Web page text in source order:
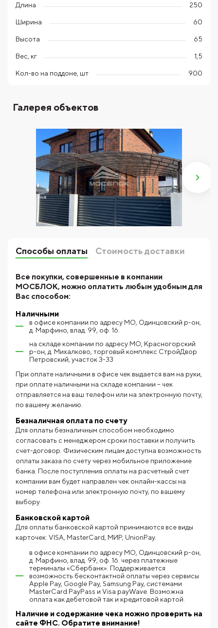
Длина 250
Ширина 60
Высота 65
Вес, кг 1,5
Кол-во на поддоне, шт 900
Галерея объектов
Способы оплаты Стоимость доставки
Все покупки, совершенные в компании
МОСБЛОК, можно оплатить любым удобным для
Вас способом:
Наличными
в офисе компании по адресу МО, Одинцовский р-он,
д. Марфино, влад. 99, оф. 16.
на складе компании по адресу МО, Красногорский
р-он, д. Михалково, торговый комплекс СтройДвор
Петровский, участок З-33
При оплате наличными в офисе чек выдается вам на руки,
при оплате наличными на складе компании – чек
отправляется на ваш телефон или на электронную почту,
по вашему желанию.
Безналичная оплата по счету
Для оплаты безналичным способом необходимо
согласовать с менеджером сроки поставки и получить
счет-договор. Физическим лицам доступна возможность
оплаты заказа по счету через мобильное приложение
банка. После поступления оплаты на расчетный счет
компании вам будет направлен чек онлайн-кассы на
номер телефона или электронную почту, по вашему
выбору.
Банковской картой
Для оплаты банковской картой принимаются все виды
карточек: VISA, MasterCard, МИР, UnionPay.
в офисе компании по адресу МО, Одинцовский р-он,
д. Марфино, влад. 99, оф. 16. через платежные
терминалы «Сбербанк». Поддерживается
возможность бесконтактной оплаты через сервисы
Apple Pay, Google Pay, Samsung Pay, системами
MasterCard PayPass и Visa payWave. Возможна
оплата как дебетовой так и кредитовой картой.
Наличие и содержание чека можно проверить на
сайте ФНС. Обратите внимание!